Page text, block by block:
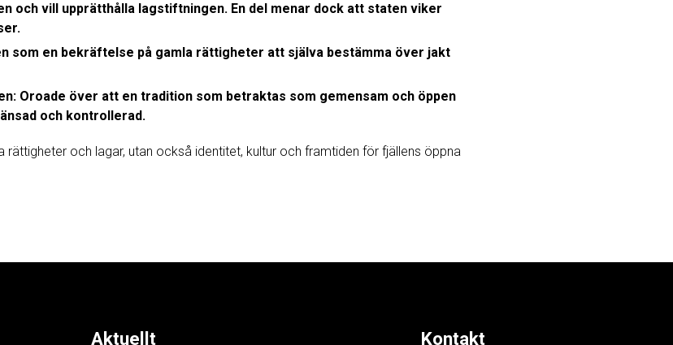
och vill upprätthålla lagstiftningen. En del menar dock att staten viker
som en bekräftelse på gamla rättigheter att själva bestämma över jakt
Oroade över att en tradition som betraktas som gemensam och öppen
och kontrollerad.
rättigheter och lagar, utan också identitet, kultur och framtiden för fjällens öppna
Aktuellt Kontakt